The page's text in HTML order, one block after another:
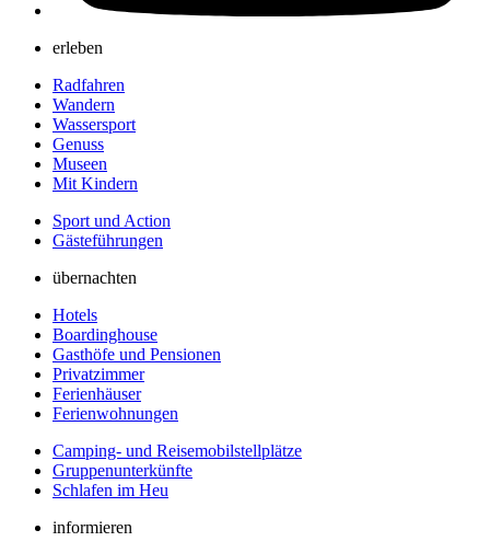
erleben
Radfahren
Wandern
Wassersport
Genuss
Museen
Mit Kindern
Sport und Action
Gästeführungen
übernachten
Hotels
Boardinghouse
Gasthöfe und Pensionen
Privatzimmer
Ferienhäuser
Ferienwohnungen
Camping- und Reisemobilstellplätze
Gruppenunterkünfte
Schlafen im Heu
informieren